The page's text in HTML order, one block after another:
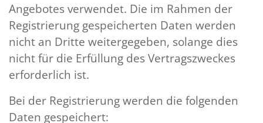
Angebotes verwendet. Die im Rahmen der
Registrierung gespeicherten Daten werden
nicht an Dritte weitergegeben, solange dies
nicht für die Erfüllung des Vertragszweckes
erforderlich ist.
Bei der Registrierung werden die folgenden
Daten gespeichert: